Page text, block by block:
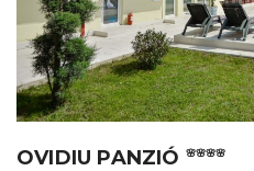
OVIDIU PANZIÓ 🌸🌸🌸🌸